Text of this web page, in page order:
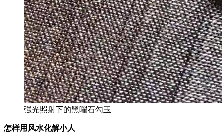
强光照射下的黑曜石勾玉
怎样用风水化解小人